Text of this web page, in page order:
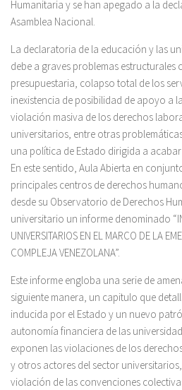
Humanitaria y se han apegado a la
Asamblea Nacional.
La declaratoria de la educación y las
debe a graves problemas estructurales
presupuestaria, colapso total de los
inexistencia de posibilidad de apoyo a
violación masiva de los derechos
universitarios, entre otras
una política de Estado dirigida a
En este sentido, Aula Abierta en
principales centros de derechos
desde su Observatorio de Derechos
universitario un informe denominado
UNIVERSITARIOS EN EL MARCO DE LA
COMPLEJA VENEZOLANA”.
Este informe engloba una serie de
siguiente manera, un capitulo que
inducida por el Estado y un nuevo
autonomía financiera de las
exponen las violaciones de los
y otros actores del sector
violación de las convenciones